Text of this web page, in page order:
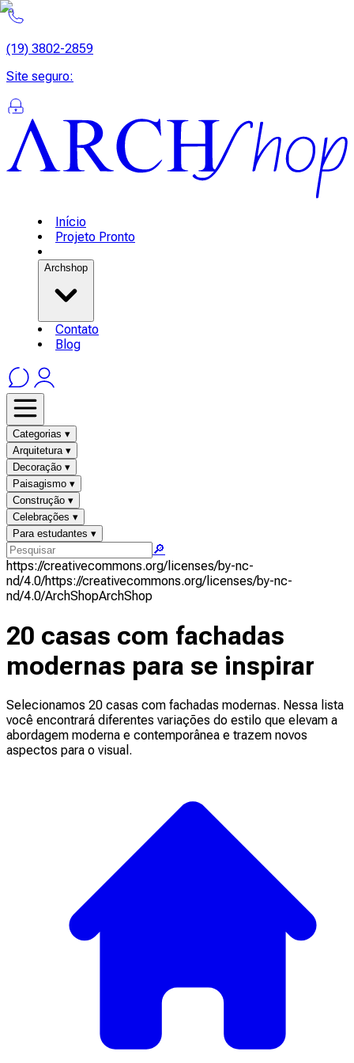
(19) 3802-2859
Site seguro:
Início
Projeto Pronto
Archshop
Contato
Blog
Categorias ▾
Arquitetura ▾
Decoração ▾
Paisagismo ▾
Construção ▾
Celebrações ▾
Para estudantes ▾
🔎
https://creativecommons.org/licenses/by-nc-
nd/4.0/https://creativecommons.org/licenses/by-nc-
nd/4.0/ArchShopArchShop
20 casas com fachadas
modernas para se inspirar
Selecionamos 20 casas com fachadas modernas. Nessa lista
você encontrará diferentes variações do estilo que elevam a
abordagem moderna e contemporânea e trazem novos
aspectos para o visual.